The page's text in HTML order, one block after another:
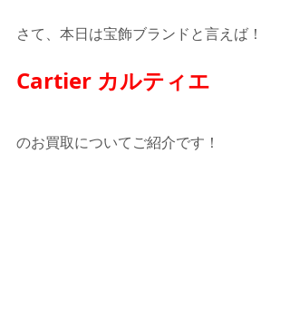
さて、本日は宝飾ブランドと言えば！
Cartier カルティエ
のお買取についてご紹介です！